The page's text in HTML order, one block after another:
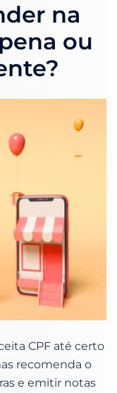
na
ou
CPF até certo
recomenda o
e emitir notas